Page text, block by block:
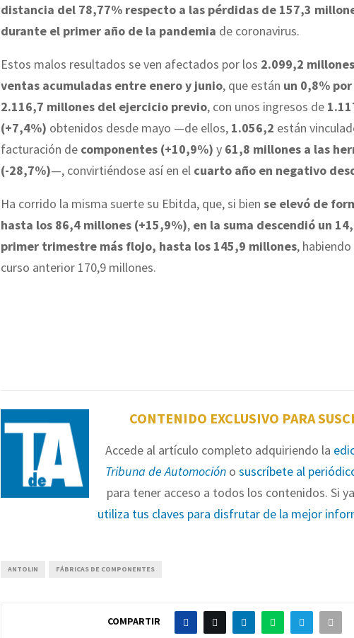
distancia del 78,77% respecto a las pérdidas de 157,3
durante el primer año de la pandemia de coronavirus.
Estos malos resultados se ven afectados por los 2.099,2
ventas acumuladas entre enero y junio, que están un 0,8%
2.116,7 millones del ejercicio previo, con unos ingresos de
(+7,4%) obtenidos desde mayo —de ellos, 1.056,2 están
facturación de componentes (+10,9%) y 61,8 millones a las
(-28,7%)—, convirtiéndose así en el cuarto año en negativo
Ha corrido la misma suerte su Ebitda, que, si bien se elevó de
hasta los 86,4 millones (+15,9%), en la suma descendió un
primer trimestre más flojo, hasta los 145,9 millones,
curso anterior 170,9 millones.
CONTENIDO EXCLUSIVO PARA
Accede al artículo completo adquiriendo la
Tribuna de Automocióno suscríbete al
para tener acceso a todos los contenidos. Si
utiliza tus claves para disfrutar de la mejor
ANTOLIN FÁBRICAS DE COMPONENTES
COMPARTIR